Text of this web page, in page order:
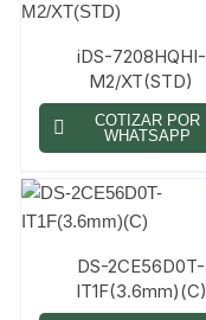
iDS-7208HQHI-
M2/XT(STD)
COTIZAR POR
WHATSAPP
DS-2CE56D0T-
IT1F(3.6mm)(C)